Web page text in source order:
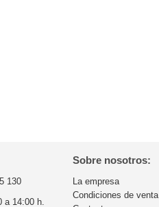
130
a 14:00 h.
Sobre nosotros:
La empresa
Condiciones de venta